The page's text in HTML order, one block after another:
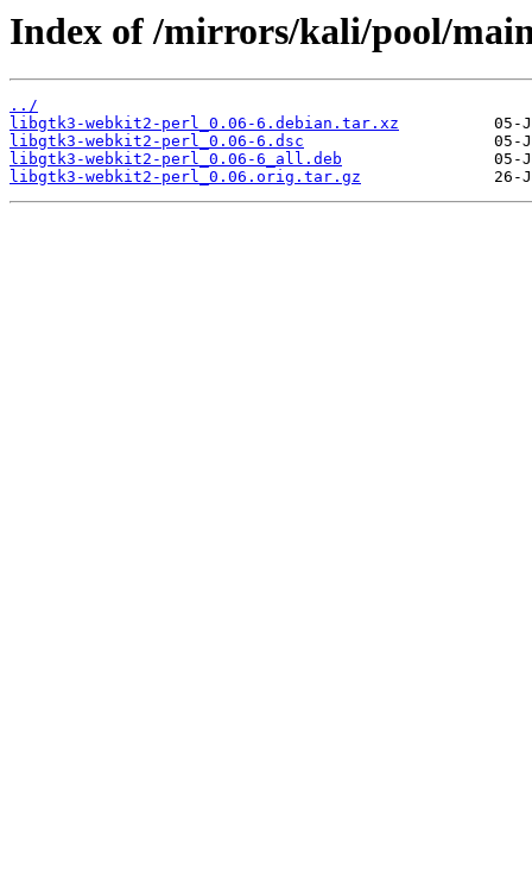
Index of /mirrors/kali/pool/
../
libgtk3-webkit2-perl_0.06-6.debian.tar.xz
libgtk3-webkit2-perl_0.06-6.dsc
libgtk3-webkit2-perl_0.06-6_all.deb
libgtk3-webkit2-perl_0.06.orig.tar.gz